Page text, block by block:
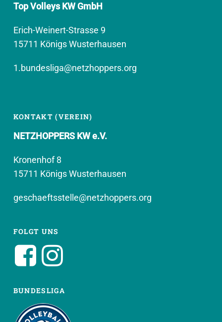
Top Volleys KW GmbH
Erich-Weinert-Strasse 9
15711 Königs Wusterhausen
1.bundesliga@netzhoppers.org
KONTAKT (VEREIN)
NETZHOPPERS KW e.V.
Kronenhof 8
15711 Königs Wusterhausen
geschaeftsstelle@netzhoppers.org
FOLGT UNS
BUNDESLIGA